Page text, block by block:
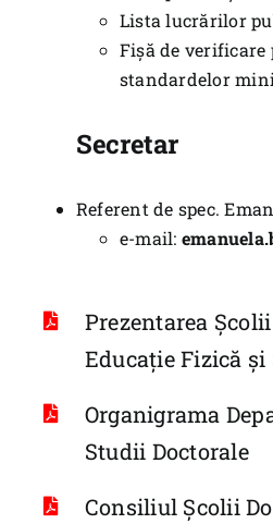
Lista lucrărilor
Fișă de
standardelor
Secretar
Referent de spec.
e-mail:
Prezentarea
Educație Fizică și
Organigrama
Studii Doctorale
Consiliul Școlii